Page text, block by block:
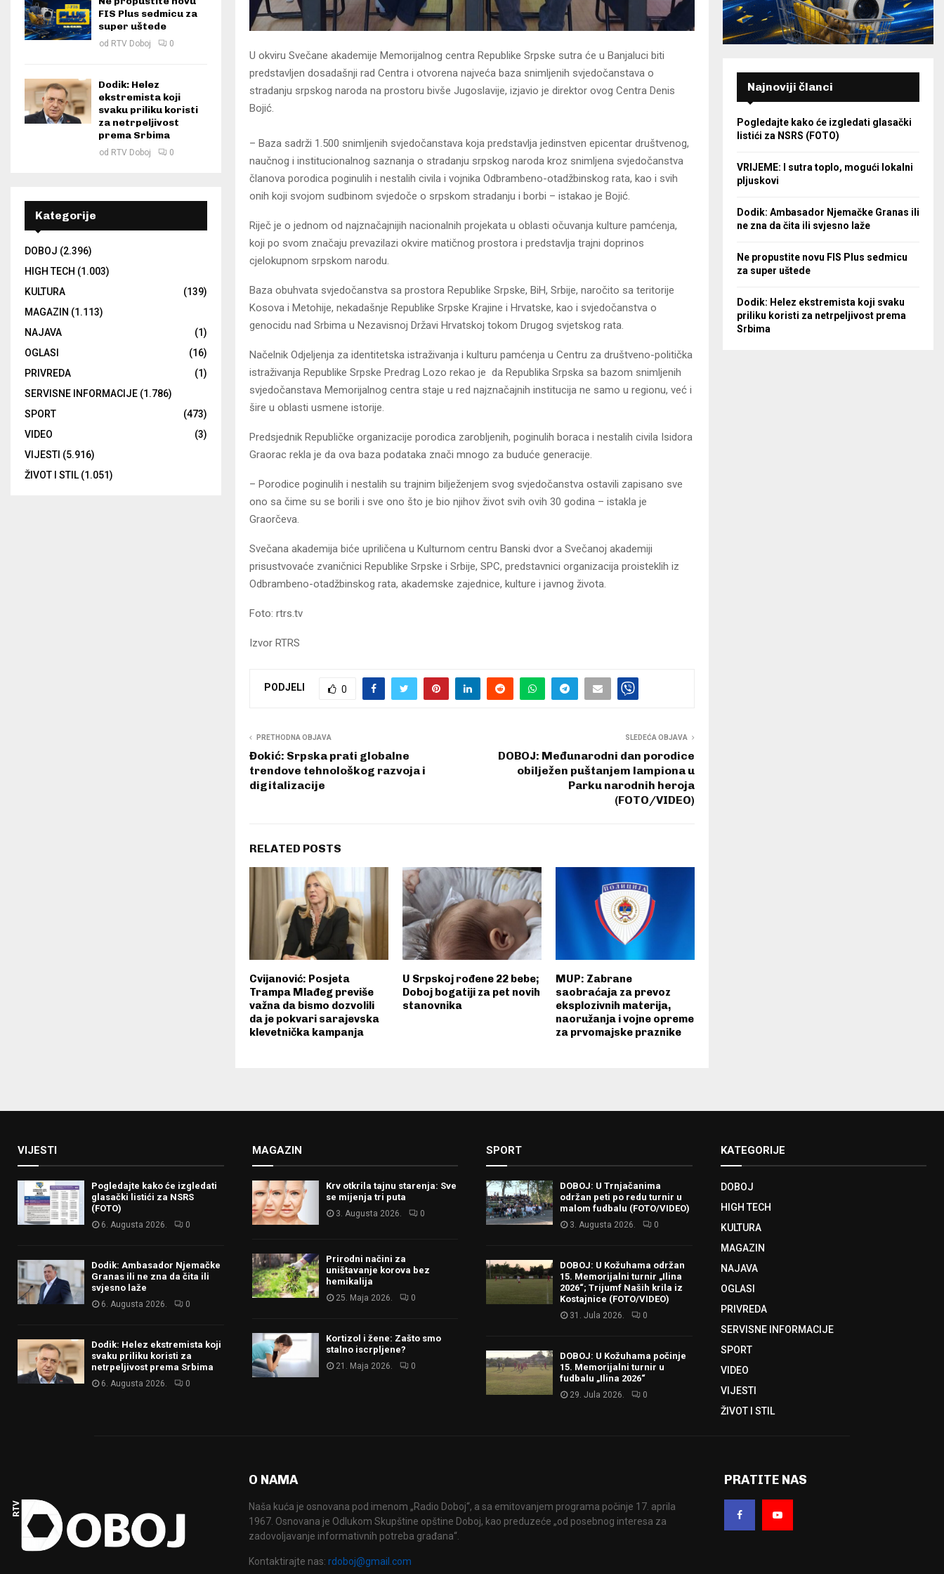
U okviru Svečane akademije Memorijalnog centra Republike Srpske sutra će u Banjaluci biti
predstavljen dosadašnji rad Centra i otvorena najveća baza snimljenih svjedočanstava o
stradanju srpskog naroda na prostoru bivše Јugoslavije, izjavio je direktor ovog Centra Denis
Bojić.
– Baza sadrži 1.500 snimljenih svjedočanstava koja predstavlja jedinstven epicentar društvenog,
naučnog i institucionalnog saznanja o stradanju srpskog naroda kroz snimljena svjedočanstva
članova porodica poginulih i nestalih civila i vojnika Odbrambeno-otadžbinskog rata, kao i svih
onih koji svojom sudbinom svjedoče o srpskom stradanju i borbi – istakao je Bojić.
Riječ je o jednom od najznačajnijih nacionalnih projekata u oblasti očuvanja kulture pamćenja,
koji po svom značaju prevazilazi okvire matičnog prostora i predstavlja trajni doprinos
cjelokupnom srpskom narodu.
Baza obuhvata svjedočanstva sa prostora Republike Srpske, BiH, Srbije, naročito sa teritorije
Kosova i Metohije, nekadašnje Republike Srpske Krajine i Hrvatske, kao i svjedočanstva o
genocidu nad Srbima u Nezavisnoj Državi Hrvatskoj tokom Drugog svjetskog rata.
Načelnik Odjeljenja za identitetska istraživanja i kulturu pamćenja u Centru za društveno-politička
istraživanja Republike Srpske Predrag Lozo rekao je da Republika Srpska sa bazom snimljenih
svjedočanstava Memorijalnog centra staje u red najznačajnih institucija ne samo u regionu, već i
šire u oblasti usmene istorije.
Predsjednik Republičke organizacije porodica zarobljenih, poginulih boraca i nestalih civila Isidora
Graorac rekla je da ova baza podataka znači mnogo za buduće generacije.
– Porodice poginulih i nestalih su trajnim bilježenjem svog svjedočanstva ostavili zapisano sve
ono sa čime su se borili i sve ono što je bio njihov život svih ovih 30 godina – istakla je
Graorčeva.
Svečana akademija biće upriličena u Kulturnom centru Banski dvor a Svečanoj akademiji
prisustvovaće zvaničnici Republike Srpske i Srbije, SPC, predstavnici organizacija proisteklih iz
Odbrambeno-otadžbinskog rata, akademske zajednice, kulture i javnog života.
Foto: rtrs.tv
Izvor RTRS
PODJELI 0
PRETHODNA OBJAVA
Đokić: Srpska prati globalne
trendove tehnološkog razvoja i
digitalizacije
SLEDEĆA OBJAVA
DOBOJ: Međunarodni dan porodice
obilježen puštanjem lampiona u
Parku narodnih heroja
(FOTO/VIDEO)
RELATED POSTS
Cvijanović: Posjeta
Trampa Mlađeg previše
važna da bismo dozvolili
da je pokvari sarajevska
klevetnička kampanja
U Srpskoj rođene 22 bebe;
Doboj bogatiji za pet novih
stanovnika
MUP: Zabrane
saobraćaja za prevoz
eksplozivnih materija,
naoružanja i vojne opreme
za prvomajske praznike
FIS Plus sedmicu za
super uštede
od RTV Doboj 0
Dodik: Helez
ekstremista koji
svaku priliku koristi
za netrpeljivost
prema Srbima
od RTV Doboj 0
Kategorije
DOBOJ (2.396)
HIGH TECH (1.003)
KULTURA
(139)
MAGAZIN (1.113)
NAJAVA
(1)
OGLASI
(16)
PRIVREDA
(1)
SERVISNE INFORMACIJE (1.786)
SPORT
(473)
VIDEO
(3)
VIJESTI (5.916)
ŽIVOT I STIL(1.051)
Najnoviji članci
Pogledajte kako će izgledati glasački
listići za NSRS (FOTO)
VRIJEME: I sutra toplo, mogući lokalni
pljuskovi
Dodik: Ambasador Njemačke Granas ili
ne zna da čita ili svjesno laže
Ne propustite novu FIS Plus sedmicu
za super uštede
Dodik: Helez ekstremista koji svaku
priliku koristi za netrpeljivost prema
Srbima
VIJESTI
Pogledajte kako će izgledati
glasački listići za NSRS
(FOTO)
6. Augusta 2026. 0
Dodik: Ambasador Njemačke
Granas ili ne zna da čita ili
svjesno laže
6. Augusta 2026. 0
Dodik: Helez ekstremista koji
svaku priliku koristi za
netrpeljivost prema Srbima
6. Augusta 2026. 0
MAGAZIN
Krv otkrila tajnu starenja: Sve
se mijenja tri puta
3. Augusta 2026. 0
Prirodni načini za
uništavanje korova bez
hemikalija
25. Maja 2026. 0
Kortizol i žene: Zašto smo
stalno iscrpljene?
21. Maja 2026. 0
SPORT
DOBOJ: U Trnjačanima
održan peti po redu turnir u
malom fudbalu (FOTO/VIDEO)
3. Augusta 2026. 0
DOBOJ: U Kožuhama održan
15. Memorijalni turnir „Ilina
2026“; Trijumf Naših krila iz
Kostajnice (FOTO/VIDEO)
31. Jula 2026. 0
DOBOJ: U Kožuhama počinje
15. Memorijalni turnir u
fudbalu „Ilina 2026“
29. Jula 2026. 0
KATEGORIJE
DOBOJ
HIGH TECH
KULTURA
MAGAZIN
NAJAVA
OGLASI
PRIVREDA
SERVISNE INFORMACIJE
SPORT
VIDEO
VIJESTI
ŽIVOT I STIL
O NAMA
Naša kuća je osnovana pod imenom „Radio Doboj“, a sa emitovanjem programa počinje 17. aprila
1967. Osnovana je Odlukom Skupštine opštine Doboj, kao preduzeće „od posebnog interesa za
zadovoljavanje informativnih potreba građana“.
Kontaktirajte nas: rdoboj@gmail.com
PRATITE NAS